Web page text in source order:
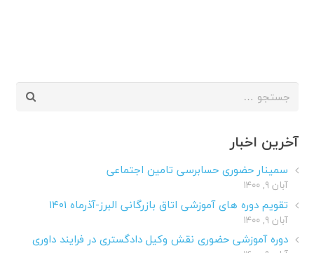
جستجو
آخرین اخبار
سمینار حضوری حسابرسی تامین اجتماعی
آبان ۹, ۱۴۰۰
تقویم دوره های آموزشی اتاق بازرگانی البرز-آذرماه ۱۴۰۱
آبان ۹, ۱۴۰۰
دوره آموزشی حضوری نقش وکیل دادگستری در فرایند داوری